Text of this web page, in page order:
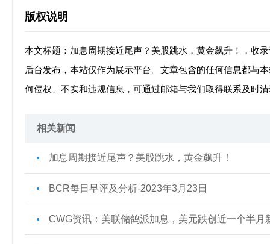
版权说明
本文标题：加息周期接近尾声？美股跳水，黄金飙升！，收
后台发布，本站仅作为展示平台。文章包含的任何信息都与
何侵权、不实和违规信息，可通过邮箱与我们取得联系及时
相关新闻
加息周期接近尾声？美股跳水，黄金飙升！
BCR每日早评及分析-2023年3月23日
CWG资讯：美联储鸽派加息，美元跌创近一个半月